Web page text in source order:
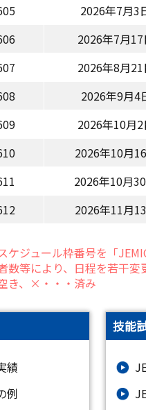
2026年7月3
2026年7月17
2026年8月21
2026年9月4
2026年10月2
2026年10月16
2026年10月30
2026年11月13
ジュール枠番号を「
等により、日程を若干変
き、×・・・済み
績
例
技能